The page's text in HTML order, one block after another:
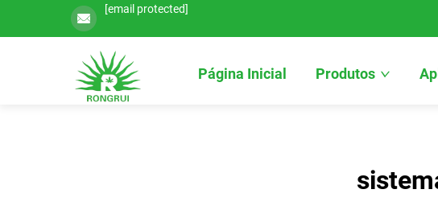
[email protected]
Página Inicial Produtos